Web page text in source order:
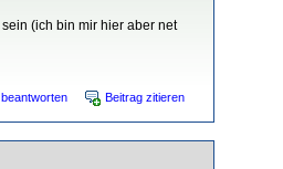
(ich bin mir hier aber net
Beitrag zitieren